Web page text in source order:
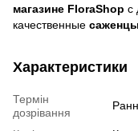
магазине FloraShop с
качественные
Характеристики
Термін
дозрівання